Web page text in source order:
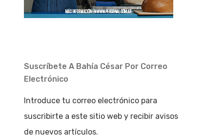
Suscríbete A Bahía César Por Correo
Electrónico
Introduce tu correo electrónico para
suscribirte a este sitio web y recibir avisos
de nuevos artículos.